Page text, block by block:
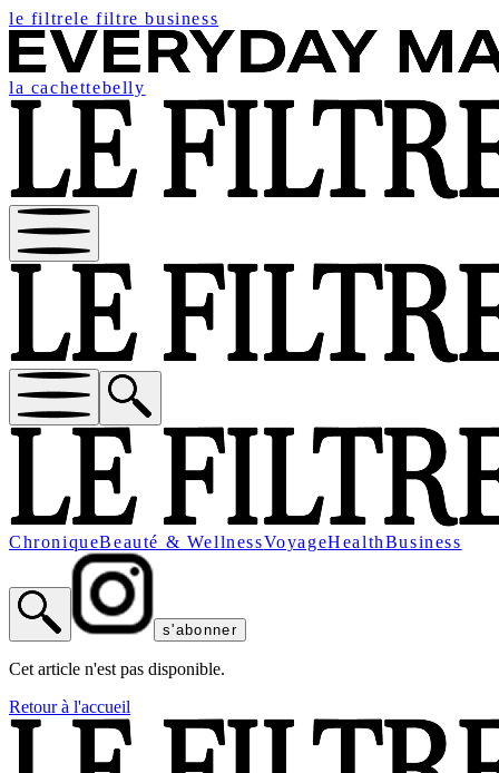
le filtrele filtre business
la cachettebelly
ChroniqueBeauté & WellnessVoyageHealthBusiness
s'abonner
Cet article n'est pas disponible.
Retour à l'accueil